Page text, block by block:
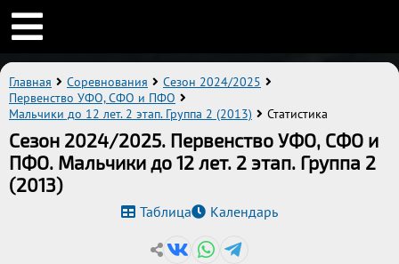
Главная Соревнования
Сезон 2024/2025
Первенство УФО, СФО и ПФО
Мальчики до 12 лет. 2 этап. Группа 2 (2013)
Статистика
Сезон 2024/2025. Первенство УФО, СФО и
ПФО. Мальчики до 12 лет. 2 этап. Группа 2
(2013)
Таблица Календарь